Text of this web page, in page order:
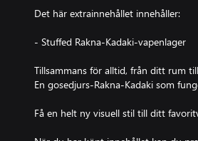
Det här extrainnehållet innehåller:
- Stuffed Rakna-Kadaki-vapenlager
Tillsammans för alltid, från ditt rum
En gosedjurs-Rakna-Kadaki som
Få en helt ny visuell stil till ditt